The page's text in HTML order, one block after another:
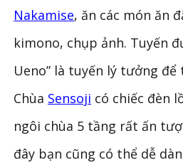
Nakamise, ăn các món ăn
kimono, chụp ảnh. Tuyến
Ueno” là tuyến lý tưởng
Chùa Sensoji có chiếc đèn
ngôi chùa 5 tầng rất ấn
đây bạn cũng có thể dễ